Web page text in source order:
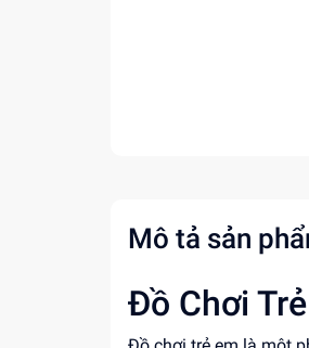
Mô tả sản
Đồ Chơi